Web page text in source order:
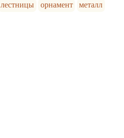
лестницы орнамент металл